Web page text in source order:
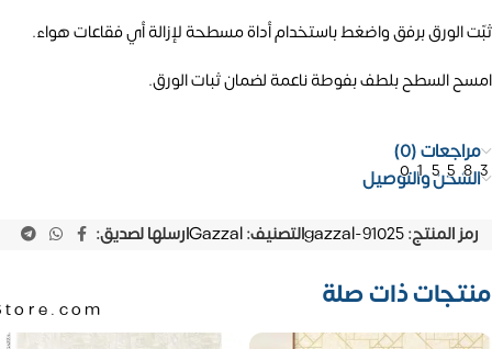
ثبّت الورق برفق واضغط باستخدام أداة مسطحة لإزالة أي فقاعات هواء.
امسح السطح بلطف بفوطة ناعمة لضمان ثبات الورق.
مراجعات (0)
الشحن والتوصيل
رمز المنتج:gazzal-91025التصنيف:Gazzalارسلها لصديق:
منتجات ذات صلة